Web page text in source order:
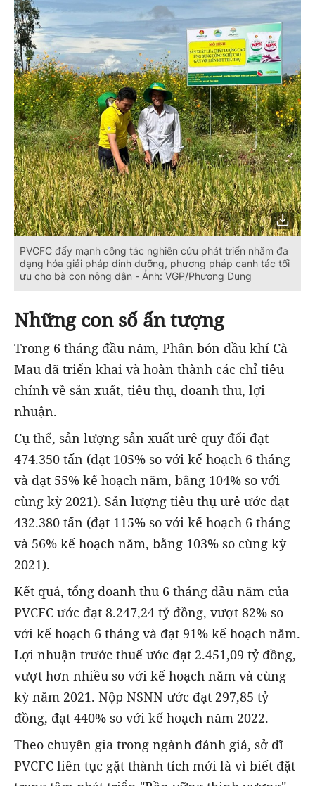
PVCFC đẩy mạnh công tác nghiên cứu phát triển nhằm đa
dạng hóa giải pháp dinh dưỡng, phương pháp canh tác tối
ưu cho bà con nông dân - Ảnh: VGP/Phương Dung
Những con số ấn tượng
Trong 6 tháng đầu năm, Phân bón dầu khí Cà
Mau đã triển khai và hoàn thành các chỉ tiêu
chính về sản xuất, tiêu thụ, doanh thu, lợi
nhuận.
Cụ thể, sản lượng sản xuất urê quy đổi đạt
474.350 tấn (đạt 105% so với kế hoạch 6 tháng
và đạt 55% kế hoạch năm, bằng 104% so với
cùng kỳ 2021). Sản lượng tiêu thụ urê ước đạt
432.380 tấn (đạt 115% so với kế hoạch 6 tháng
và 56% kế hoạch năm, bằng 103% so cùng kỳ
2021).
Kết quả, tổng doanh thu 6 tháng đầu năm của
PVCFC ước đạt 8.247,24 tỷ đồng, vượt 82% so
với kế hoạch 6 tháng và đạt 91% kế hoạch năm.
Lợi nhuận trước thuế ước đạt 2.451,09 tỷ đồng,
vượt hơn nhiều so với kế hoạch năm và cùng
kỳ năm 2021. Nộp NSNN ước đạt 297,85 tỷ
đồng, đạt 440% so với kế hoạch năm 2022.
Theo chuyên gia trong ngành đánh giá, sở dĩ
PVCFC liên tục gặt thành tích mới là vì biết đặt